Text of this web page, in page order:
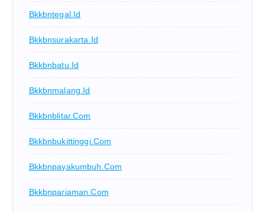
Bkkbntegal.id
Bkkbnsurakarta.id
Bkkbnbatu.id
Bkkbnmalang.id
Bkkbnblitar.com
Bkkbnbukittinggi.com
Bkkbnpayakumbuh.com
Bkkbnpariaman.com